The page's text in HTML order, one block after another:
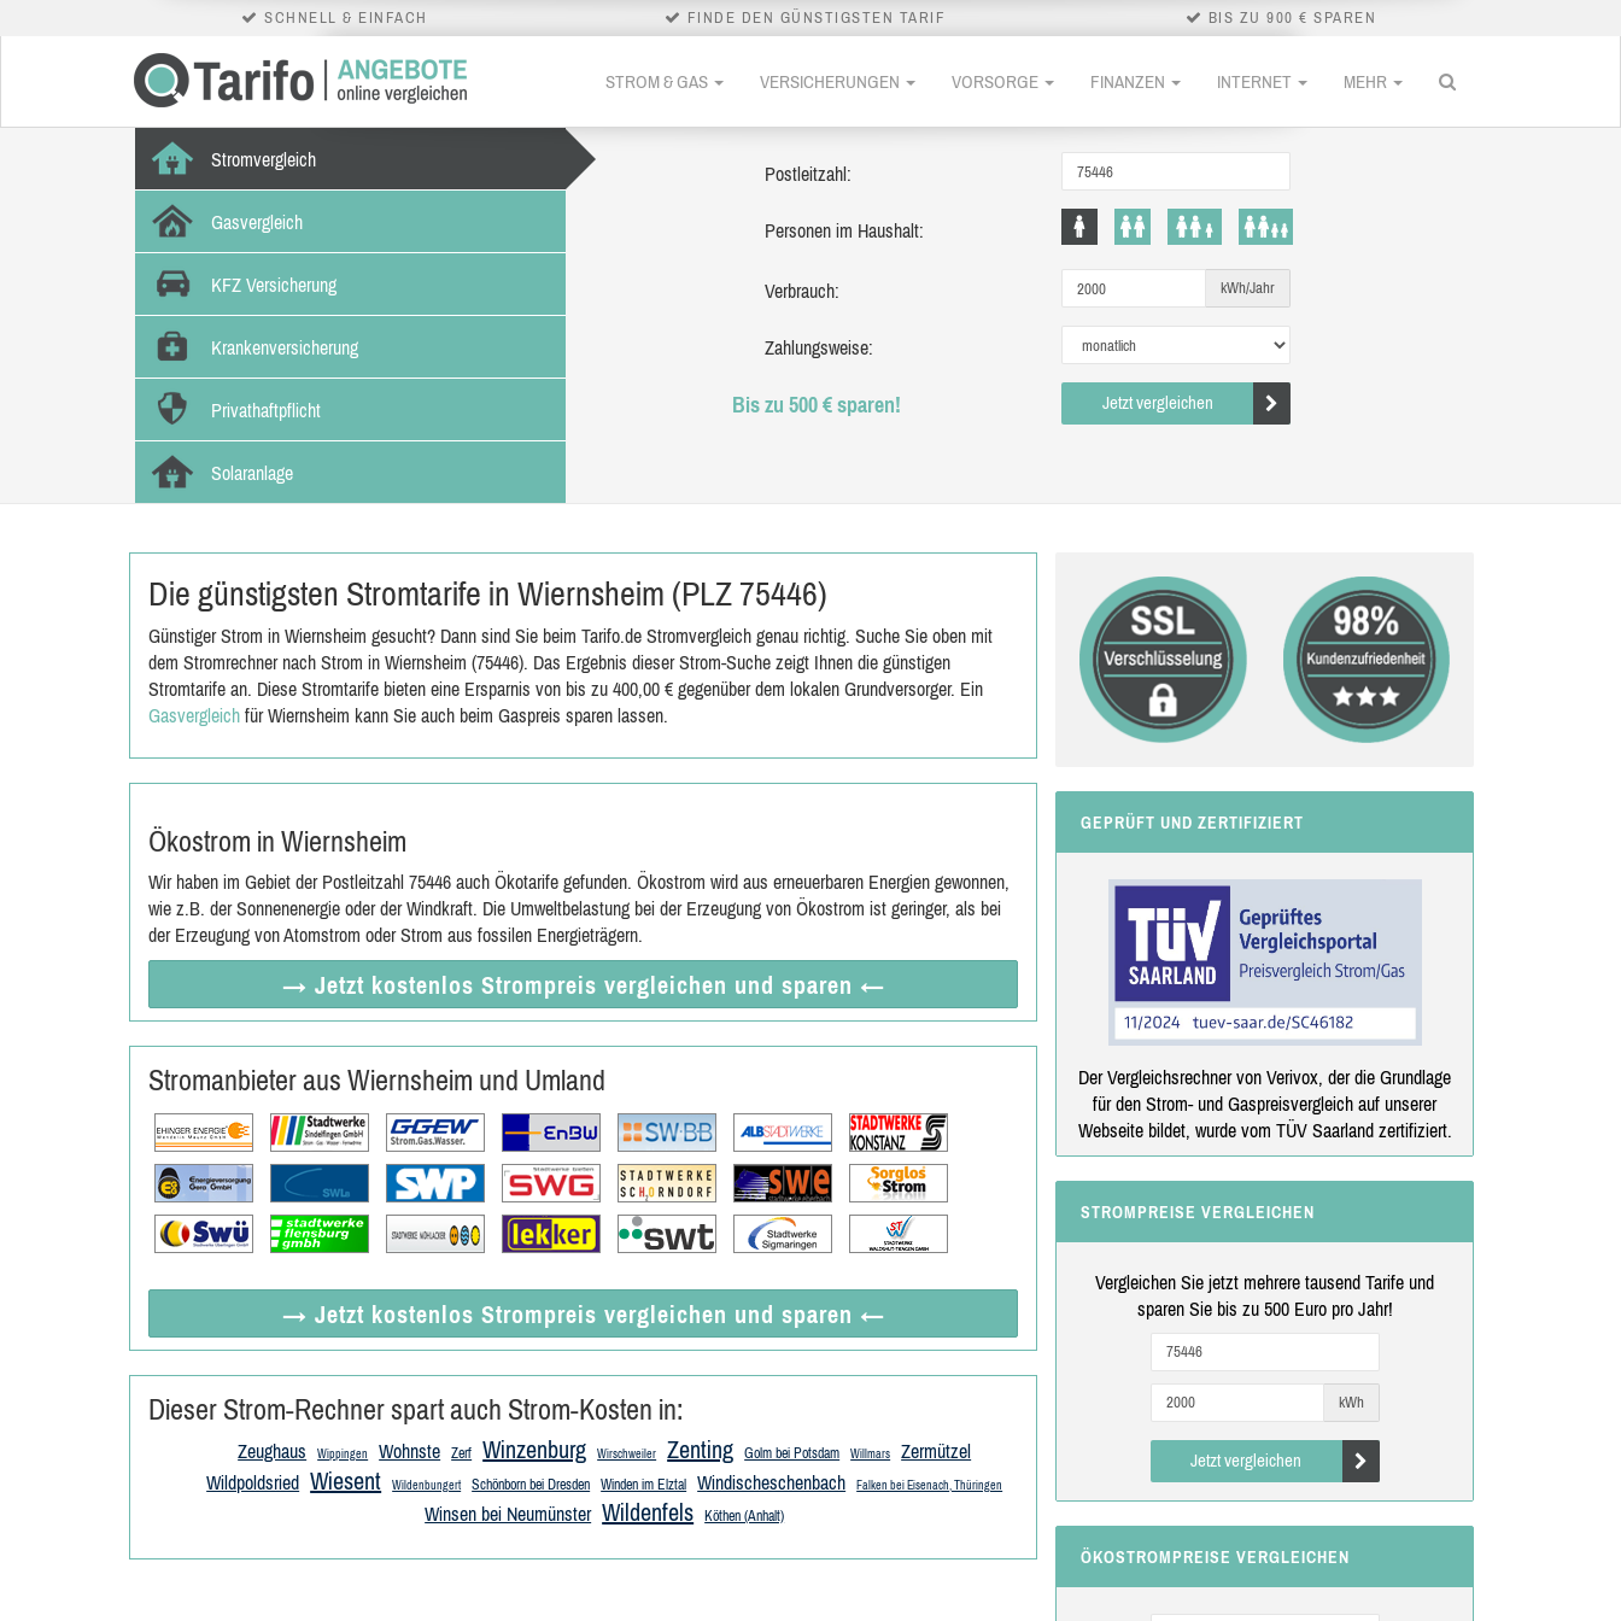
SCHNELL & EINFACH FINDE DEN GÜNSTIGSTEN TARIF BIS ZU 900 € SPAREN
STROM & GAS VERSICHERUNGEN VORSORGE FINANZEN INTERNET MEHR
Stromvergleich
Gasvergleich
KFZ Versicherung
Krankenversicherung
Privathaftpflicht
Solaranlage
Postleitzahl:
Personen im Haushalt:
Verbrauch: kWh/Jahr
Zahlungsweise:
Bis zu 500 € sparen! Jetzt vergleichen
Die günstigsten Stromtarife in Wiernsheim (PLZ 75446)
Günstiger Strom in Wiernsheim gesucht? Dann sind Sie beim Tarifo.de Stromvergleich genau richtig. Suche Sie oben mit
dem Stromrechner nach Strom in Wiernsheim (75446). Das Ergebnis dieser Strom-Suche zeigt Ihnen die günstigen
Stromtarife an. Diese Stromtarife bieten eine Ersparnis von bis zu 400,00 € gegenüber dem lokalen Grundversorger. Ein
Gasvergleich für Wiernsheim kann Sie auch beim Gaspreis sparen lassen.
Ökostrom in Wiernsheim
Wir haben im Gebiet der Postleitzahl 75446 auch Ökotarife gefunden. Ökostrom wird aus erneuerbaren Energien gewonnen,
wie z.B. der Sonnenenergie oder der Windkraft. Die Umweltbelastung bei der Erzeugung von Ökostrom ist geringer, als bei
der Erzeugung von Atomstrom oder Strom aus fossilen Energieträgern.
→ Jetzt kostenlos Strompreis vergleichen und sparen ←
Stromanbieter aus Wiernsheim und Umland
→ Jetzt kostenlos Strompreis vergleichen und sparen ←
Dieser Strom-Rechner spart auch Strom-Kosten in:
Zeughaus Wippingen Wohnste Zerf Winzenburg Wirschweiler Zenting Golm bei Potsdam Willmars
Zermützel
Wildpoldsried Wiesent Wildenbungert Schönborn bei Dresden Winden im Elztal Windischeschenbach Falken bei Eisenach, Thüringen
Winsen bei Neumünster Wildenfels Köthen (Anhalt)
GEPRÜFT UND ZERTIFIZIERT
Der Vergleichsrechner von Verivox, der die Grundlage
für den Strom- und Gaspreisvergleich auf unserer
Webseite bildet, wurde vom TÜV Saarland zertifiziert.
STROMPREISE VERGLEICHEN
Vergleichen Sie jetzt mehrere tausend Tarife und
sparen Sie bis zu 500 Euro pro Jahr!
kWh
Jetzt vergleichen
ÖKOSTROMPREISE VERGLEICHEN